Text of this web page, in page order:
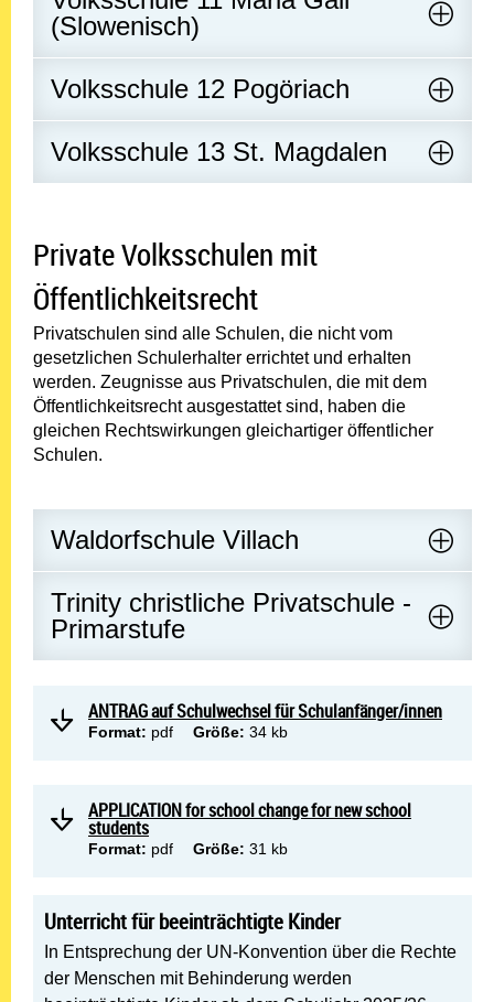
(Slowenisch)
Volksschule 12 Pogöriach
Volksschule 13 St. Magdalen
Private Volksschulen mit
Öffentlichkeitsrecht
Privatschulen sind alle Schulen, die nicht vom
gesetzlichen Schulerhalter errichtet und erhalten
werden. Zeugnisse aus Privatschulen, die mit dem
Öffentlichkeitsrecht ausgestattet sind, haben die
gleichen Rechtswirkungen gleichartiger öffentlicher
Schulen.
Waldorfschule Villach
Trinity christliche Privatschule -
Primarstufe
ANTRAG auf Schulwechsel für Schulanfänger/innen
Format: pdf Größe: 34 kb
APPLICATION for school change for new school
students
Format: pdf Größe: 31 kb
Unterricht für beeinträchtigte Kinder
In Entsprechung der UN-Konvention über die Rechte
der Menschen mit Behinderung werden